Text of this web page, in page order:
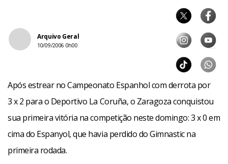
Arquivo Geral
10/09/2006 0h00
Após estrear no Campeonato Espanhol com derrota por
3 x 2 para o Deportivo La Coruña, o Zaragoza conquistou
sua primeira vitória na competição neste domingo: 3 x 0 em
cima do Espanyol, que havia perdido do Gimnastic na
primeira rodada.